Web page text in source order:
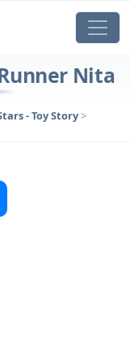
Nita
- Toy Story>